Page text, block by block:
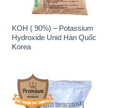
KOH ( 90%) – Potassium
Hydroxide Unid Hàn Quốc
Korea